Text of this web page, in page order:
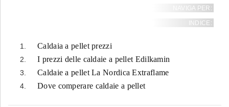
NAVIGA PER:
INDICE:
Caldaia a pellet prezzi
I prezzi delle caldaie a pellet Edilkamin
Caldaie a pellet La Nordica Extraflame
Dove comperare caldaie a pellet